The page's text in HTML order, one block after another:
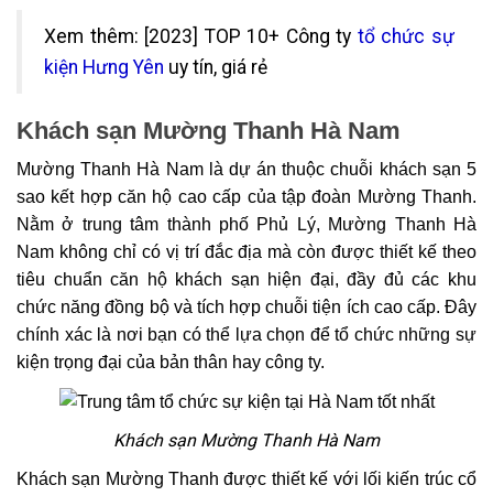
Xem thêm: [2023] TOP 10+ Công ty tổ chức sự
kiện Hưng Yên uy tín, giá rẻ
Khách sạn Mường Thanh Hà Nam
Mường Thanh Hà Nam là dự án thuộc chuỗi khách sạn 5
sao kết hợp căn hộ cao cấp của tập đoàn Mường Thanh.
Nằm ở trung tâm thành phố Phủ Lý, Mường Thanh Hà
Nam không chỉ có vị trí đắc địa mà còn được thiết kế theo
tiêu chuẩn căn hộ khách sạn hiện đại, đầy đủ các khu
chức năng đồng bộ và tích hợp chuỗi tiện ích cao cấp. Đây
chính xác là nơi bạn có thể lựa chọn để tổ chức những sự
kiện trọng đại của bản thân hay công ty.
Khách sạn Mường Thanh Hà Nam
Khách sạn Mường Thanh được thiết kế với lối kiến ​​trúc cổ